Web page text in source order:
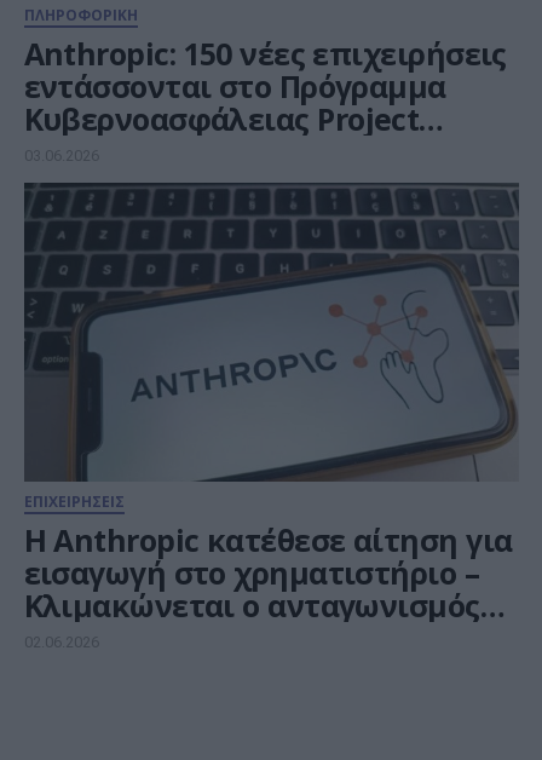
ΠΛΗΡΟΦΟΡΙΚΗ
Anthropic: 150 νέες επιχειρήσεις
εντάσσονται στο Πρόγραμμα
Κυβερνοασφάλειας Project
Glasswing
03.06.2026
ΕΠΙΧΕΙΡΗΣΕΙΣ
Η Anthropic κατέθεσε αίτηση για
εισαγωγή στο χρηματιστήριο –
Κλιμακώνεται ο ανταγωνισμός
στην τεχνητή νοημοσύνη
02.06.2026